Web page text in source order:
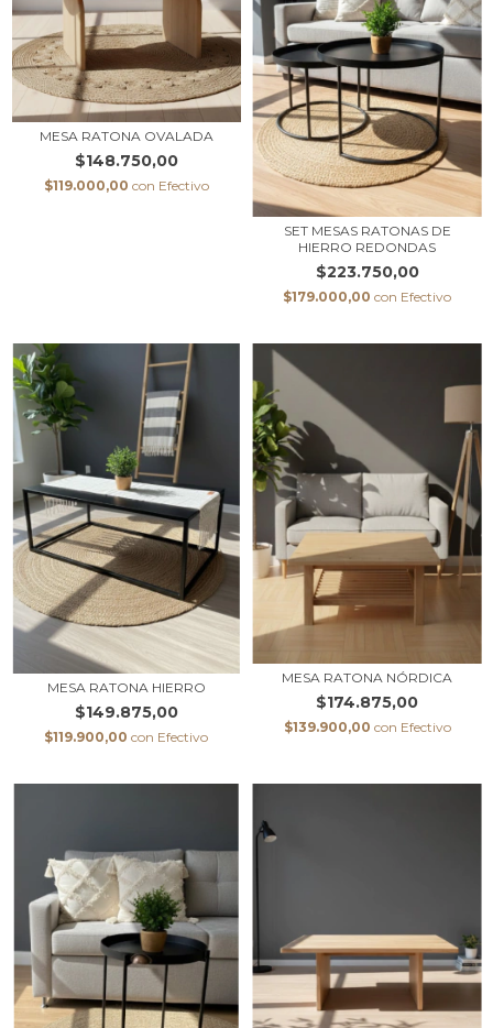
MESA RATONA OVALADA
$148.750,00
$119.000,00 con Efectivo
SET MESAS RATONAS DE
HIERRO REDONDAS
$223.750,00
$179.000,00 con Efectivo
MESA RATONA HIERRO
$149.875,00
$119.900,00 con Efectivo
MESA RATONA NÓRDICA
$174.875,00
$139.900,00 con Efectivo